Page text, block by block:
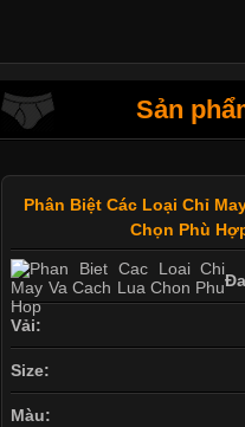
Sản
Phân Biệt Các Loại Chỉ
Chọn Phù
Vải:
Size:
Màu: